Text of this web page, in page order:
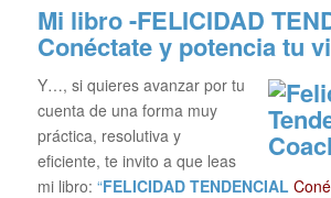
Mi libro -FELICIDAD
Conéctate y potencia tu
Y…, si quieres avanzar por tu
cuenta de una forma muy
práctica, resolutiva y
eficiente, te invito a que leas
mi libro: “FELICIDAD TENDENCIAL